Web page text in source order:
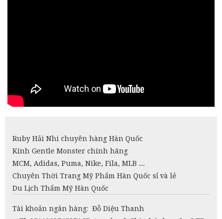
Ruby Hải Nhi chuyên hàng Hàn Quốc
Kính Gentle Monster chính hãng
MCM, Adidas, Puma, Nike, Fila, MLB ....
Chuyên Thời Trang Mỹ Phẩm Hàn Quốc sỉ và lẻ
Du Lịch Thẩm Mỹ Hàn Quốc
Tài khoản ngân hàng: Đỗ Diệu Thanh